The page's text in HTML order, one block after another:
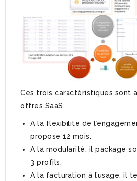
Ces trois caractéristiques sont
offres SaaS.
A la flexibilité de
propose 12 mois.
A la modularité, il package
3 profils.
A la facturation à l’usage, il